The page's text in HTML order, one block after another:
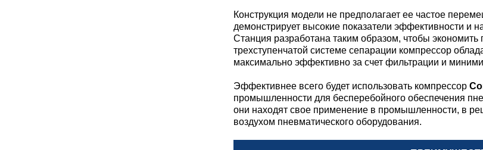
Конструкция модели не предполагает ее частое
демонстрирует высокие показатели эффективности и
Станция разработана таким образом, чтобы
трехступенчатой системе сепарации компрессор
максимально эффективно за счет фильтрации и
Эффективнее всего будет использовать компрессор
промышленности для бесперебойного обеспечения
они находят свое применение в промышленности, в
воздухом пневматического оборудования.